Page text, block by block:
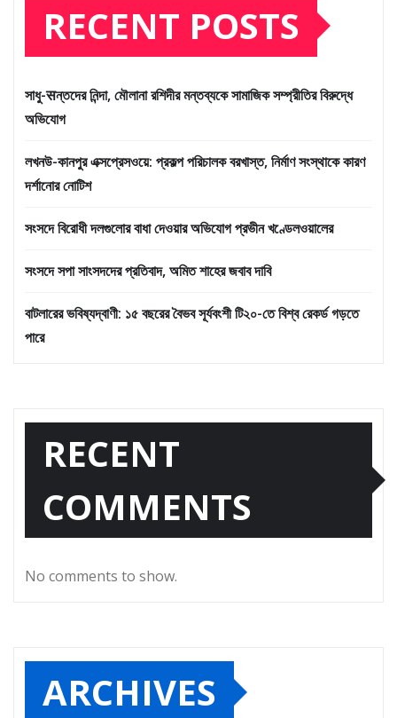
RECENT POSTS
সাধু-सন্তদের নিন্দা, মৌলানা রশিদীর মন্তব্যকে সামাজিক সম্প্রীতির বিরুদ্ধে
অভিযোগ
লখনউ-কানপুর এক্সপ্রেসওয়ে: প্রকল্প পরিচালক বরখাস্ত, নির্মাণ সংস্থাকে কারণ
দর্শানোর নোটিশ
সংসদে বিরোধী দলগুলোর বাধা দেওয়ার অভিযোগ প্রভীন খণ্ডেলওয়ালের
সংসদে সপা সাংসদদের প্রতিবাদ, অমিত শাহের জবাব দাবি
বাটলারের ভবিষ্যদ্বাণী: ১৫ বছরের বৈভব সূর্যবংশী টি২০-তে বিশ্ব রেকর্ড গড়তে
পারে
RECENT
COMMENTS
No comments to show.
ARCHIVES